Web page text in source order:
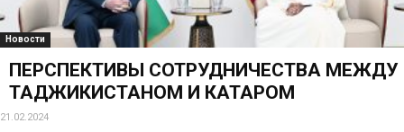
Новости
ПЕРСПЕКТИВЫ СОТРУДНИЧЕСТВА МЕЖДУ
ТАДЖИКИСТАНОМ И КАТАРОМ
21.02.2024